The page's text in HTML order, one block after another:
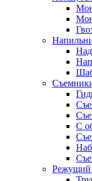
С
Режущий